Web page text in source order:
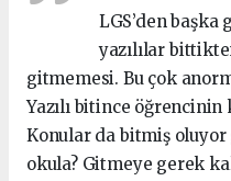
LGS’den
yazılılar
gitmemesi. Bu çok
Yazılı bitince
Konular da bitmiş
okula? Gitmeye gerek